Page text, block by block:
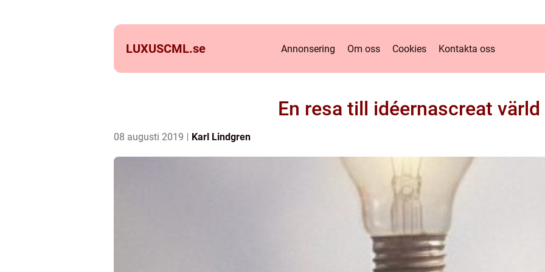
LUXUSCML.se Annonsering Om oss Cookies Kontakta oss
En resa till idéernascreat värld
08 augusti 2019 Karl Lindgren